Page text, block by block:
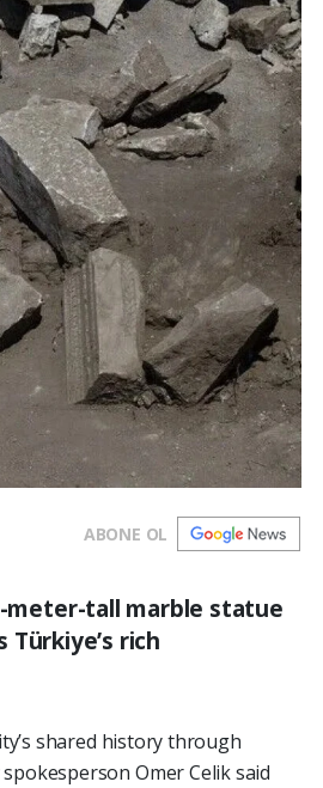
ABONE OL
meter-tall marble statue
rich
shared history through
Omer Celik said